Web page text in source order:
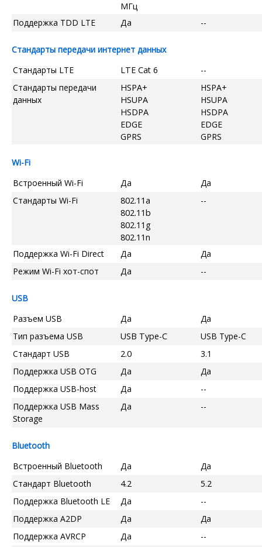
МГц
Поддержка TDD LTE
Да --
Стандарты передачи интернет данных
Стандарты LTE
LTE Cat 6
--
Стандарты передачи
данных
HSPA+
HSUPA
HSDPA
EDGE
GPRS
HSPA+
HSUPA
HSDPA
EDGE
GPRS
Wi-Fi
Встроенный Wi-Fi
Да
Да
Стандарты Wi-Fi
802.11a
802.11b
802.11g
802.11n
--
Поддержка Wi-Fi Direct Да
Да
Режим Wi-Fi хот-спот
Да --
USB
Разъем USB
Да
Да
Тип разъема USB
USB Type-C
USB Type-C
Стандарт USB
2.0
3.1
Поддержка USB OTG
Да
Да
Поддержка USB-host
Да
--
Поддержка USB Mass
Storage
Да --
Bluetooth
Встроенный Bluetooth
Да
Да
Стандарт Bluetooth
4.2
5.2
Поддержка Bluetooth LE
Да
--
Поддержка A2DP
Да
Да
Поддержка AVRCP
Да
--